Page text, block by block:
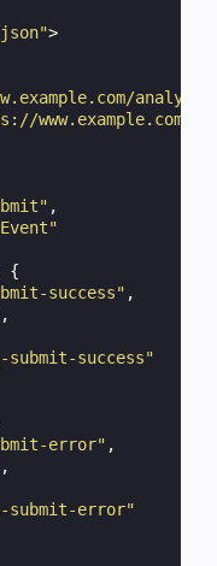
>
www.example.com/
,
{
success" ,
,
submit-success"
error" ,
,
submit-error"